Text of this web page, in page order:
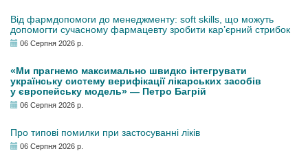
Від фармдопомоги до менеджменту: soft skills, що можуть
допомогти сучасному фармацевту зробити кар’єрний стрибок
06 Серпня 2026 р.
«Ми прагнемо максимально швидко інтегрувати
українську систему верифікації лікарських засобів
у європейську модель» — Петро Багрій
06 Серпня 2026 р.
Про типові помилки при застосуванні ліків
06 Серпня 2026 р.